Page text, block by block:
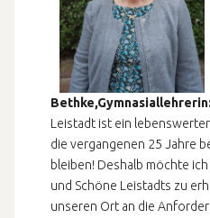
Bethke,Gymnasiallehrerin:
Leistadt ist ein
die vergangenen 25 Jahre
bleiben! Deshalb möchte
und Schöne Leistadts zu
unseren Ort an die